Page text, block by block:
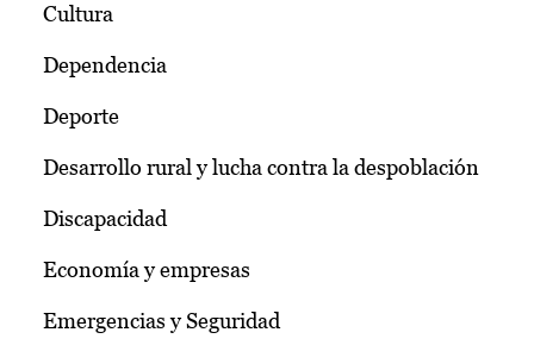
Cultura
Dependencia
Deporte
Desarrollo rural y lucha contra la despoblación
Discapacidad
Economía y empresas
Emergencias y Seguridad